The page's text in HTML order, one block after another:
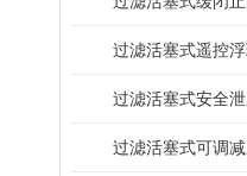
过滤活塞式遥控
过滤活塞式安全
过滤活塞式可调